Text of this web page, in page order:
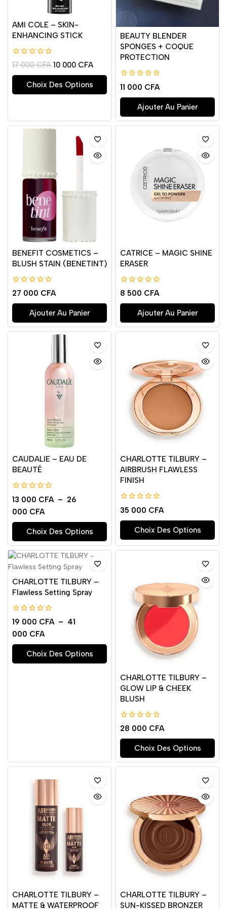
AMI COLE – SKIN-
ENHANCING STICK
0
de
5
17 000CFA 10 000 CFA
Choix Des Options
BEAUTY BLENDER
SPONGES + COQUE
PROTECTION
0
de
5
11 000 CFA
Ajouter Au Panier
BENEFIT COSMETICS –
BLUSH STAIN (BENETINT)
0
de
5
27 000 CFA
Ajouter Au Panier
CATRICE – MAGIC SHINE
ERASER
0
de
5
8 500 CFA
Ajouter Au Panier
CAUDALIE – EAU DE
BEAUTÉ
0
de
5
13 000 CFA – 26
000 CFA
Choix Des Options
CHARLOTTE TILBURY –
AIRBRUSH FLAWLESS
FINISH
0
de
5
35 000 CFA
Choix Des Options
CHARLOTTE TILBURY –
Flawless Setting Spray
0
de
5
19 000 CFA – 41
000 CFA
Choix Des Options
CHARLOTTE TILBURY –
GLOW LIP & CHEEK
BLUSH
0
de
5
28 000 CFA
Choix Des Options
CHARLOTTE TILBURY –
MATTE & WATERPROOF
CHARLOTTE TILBURY –
SUN-KISSED BRONZER